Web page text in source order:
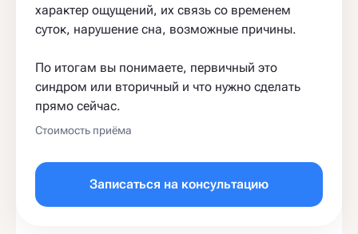
характер ощущений, их связь со временем
суток, нарушение сна, возможные причины.
По итогам вы понимаете, первичный это
синдром или вторичный и что нужно сделать
прямо сейчас.
Стоимость приёма
Записаться на консультацию